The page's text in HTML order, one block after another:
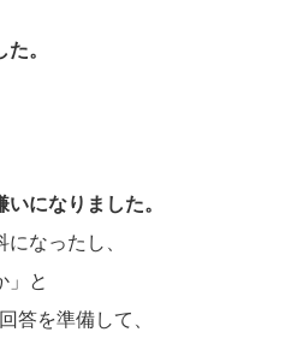
。
になりました。
なったし、
」と
答を準備して、